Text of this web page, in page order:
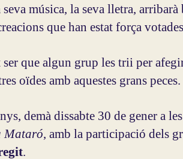
seva música, la seva lletra,
que han estat força
que algun grup les trii per
oïdes amb aquestes grans peces.
demà dissabte 30 de gener a
Mataró, amb la participació dels
.